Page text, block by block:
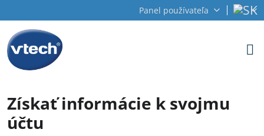
Panel používateľa
Získať informácie k svojmu
účtu